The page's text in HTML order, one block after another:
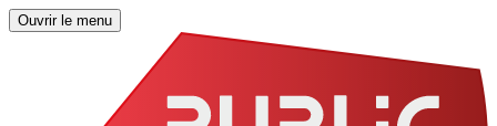
Ouvrir le menu